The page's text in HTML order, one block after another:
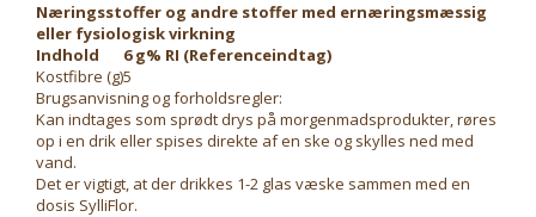
Næringsstoffer og andre stoffer med ernæringsmæssig
eller fysiologisk virkning
Indhold
6 g% RI (Referenceindtag)
Kostfibre (g)5
Brugsanvisning og forholdsregler:
Kan indtages som sprødt drys på morgenmadsprodukter, røres
op i en drik eller spises direkte af en ske og skylles ned med
vand.
Det er vigtigt, at der drikkes 1-2 glas væske sammen med en
dosis SylliFlor.